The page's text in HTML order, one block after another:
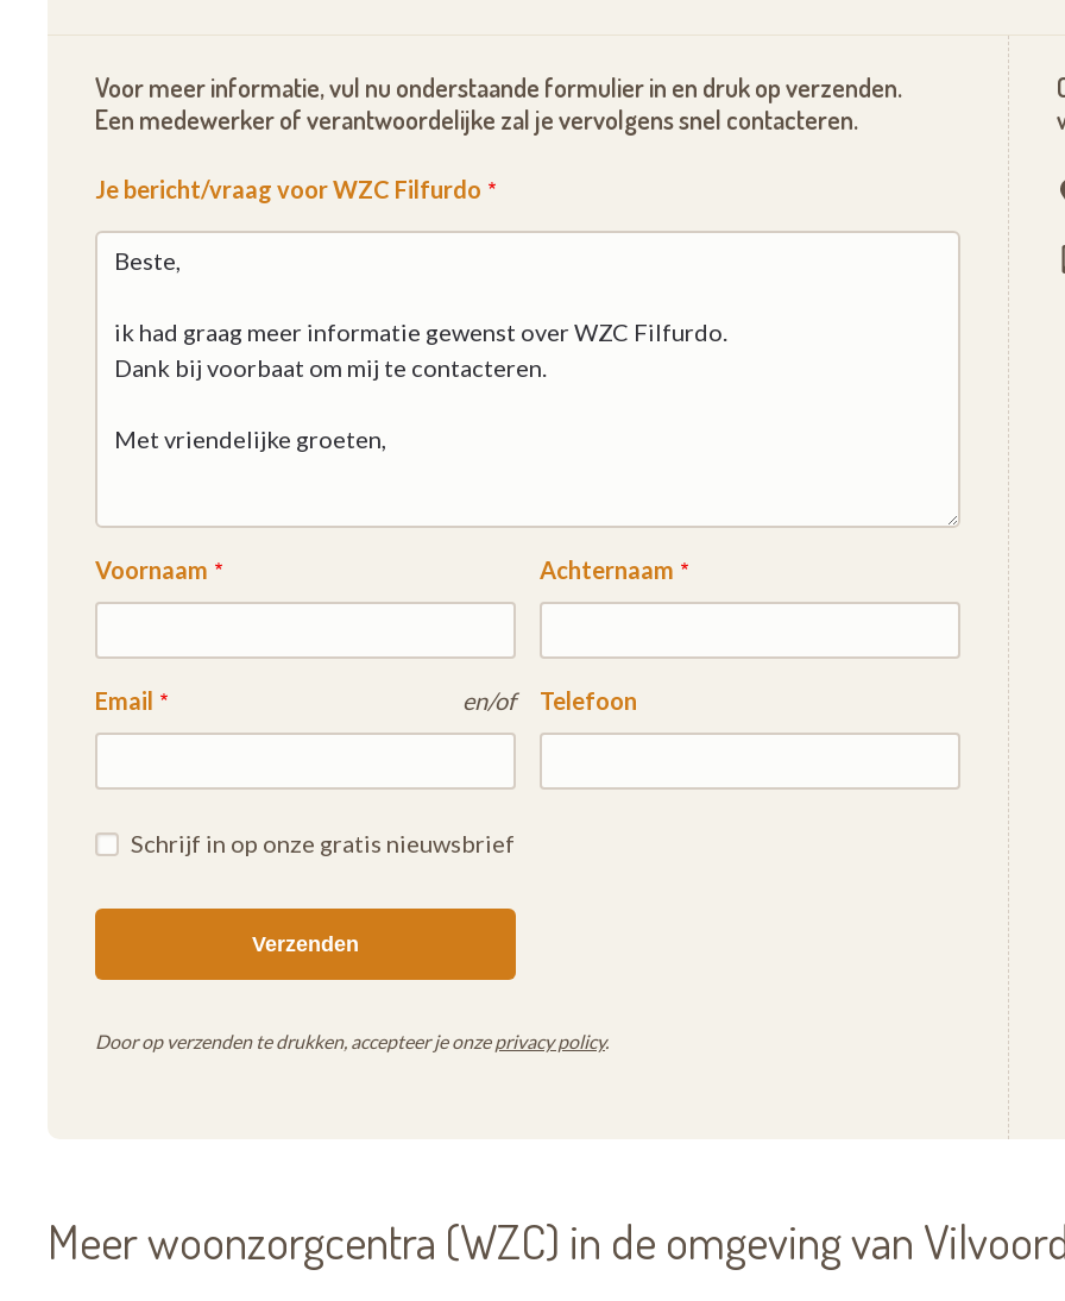
Voor meer informatie, vul nu onderstaande formulier in en druk op verzenden.
Een medewerker of verantwoordelijke zal je vervolgens snel contacteren.
Je bericht/vraag voor WZC Filfurdo
Voornaam Achternaam
Email en/of Telefoon
Schrijf in op onze gratis nieuwsbrief
Door op verzenden te drukken, accepteer je onzeprivacy policy.
Meer woonzorgcentra (WZC) in de omgeving van